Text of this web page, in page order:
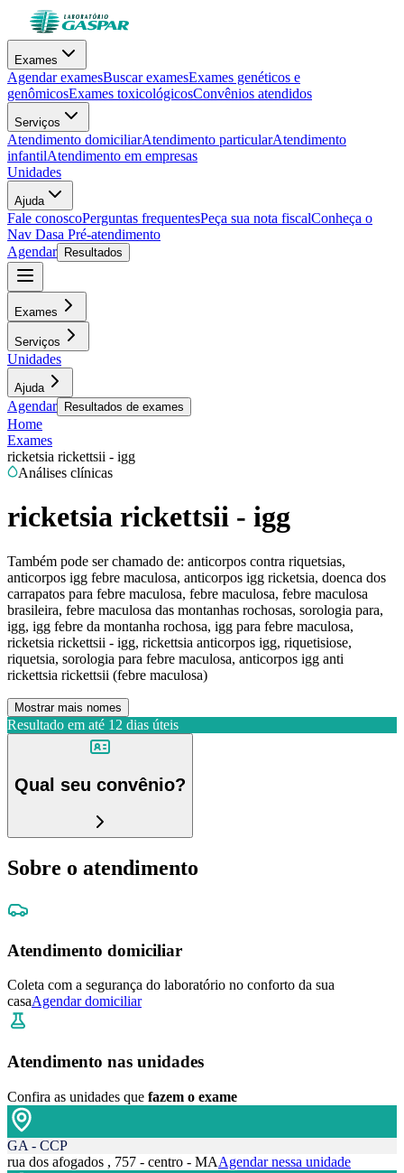
Exames
Agendar examesBuscar examesExames genéticos e
genômicosExames toxicológicosConvênios atendidos
Serviços
Atendimento domiciliarAtendimento particularAtendimento
infantilAtendimento em empresas
Unidades
Ajuda
Fale conoscoPerguntas frequentesPeça sua nota fiscalConheça o
Nav Dasa Pré-atendimento
Agendar
Resultados
Exames
Serviços
Unidades
Ajuda
Agendar Resultados de exames
Home
Exames
ricketsia rickettsii - igg
Análises clínicas
ricketsia rickettsii - igg
Também pode ser chamado de: anticorpos contra riquetsias,
anticorpos igg febre maculosa, anticorpos igg ricketsia, doenca dos
carrapatos para febre maculosa, febre maculosa, febre maculosa
brasileira, febre maculosa das montanhas rochosas, sorologia para,
igg, igg febre da montanha rochosa, igg para febre maculosa,
ricketsia rickettsii - igg, rickettsia anticorpos igg, riquetisiose,
riquetsia, sorologia para febre maculosa, anticorpos igg anti
rickettsia rickettsii (febre maculosa)
Mostrar mais nomes
Resultado em até 12 dias úteis
Qual seu convênio?
Sobre o atendimento
Atendimento domiciliar
Coleta com a segurança do laboratório no conforto da sua
casaAgendar domiciliar
Atendimento nas unidades
Confira as unidades que fazem o exame
GA - CCP
rua dos afogados , 757 - centro - MAAgendar nessa unidade